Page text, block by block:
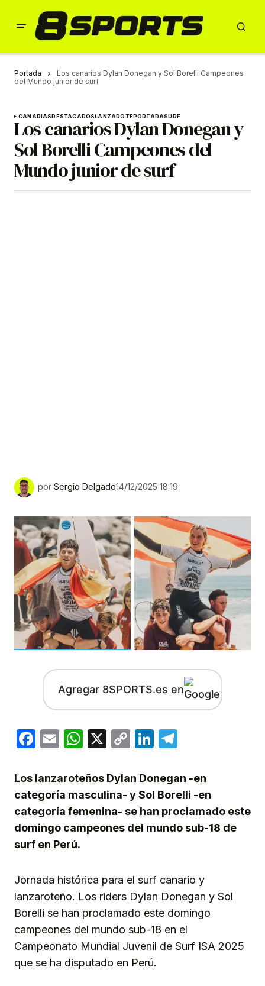
Portada
Los canarios Dylan Donegan y Sol Borelli Campeones
del Mundo junior de surf
CANARIASDESTACADOSLANZAROTEPORTADASURF
Los canarios Dylan Donegan y
Sol Borelli Campeones del
Mundo junior de surf
por Sergio Delgado14/12/2025 18:19
Agregar 8SPORTS.es en
Facebook
EmailWhatsApp
X
CopyLinkedIn
Los lanzaroteños Dylan Donegan -en
categoría masculina- y Sol Borelli -en
categoría femenina- se han proclamado este
domingo campeones del mundo sub-18 de
surf en Perú.
Jornada histórica para el surf canario y
lanzaroteño. Los riders Dylan Donegan y Sol
Borelli se han proclamado este domingo
campeones del mundo sub-18 en el
Campeonato Mundial Juvenil de Surf ISA 2025
que se ha disputado en Perú.